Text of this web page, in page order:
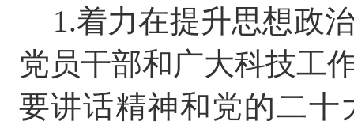
1.着力在提升思想政
党员干部和广大科技工
要讲话精神和党的二